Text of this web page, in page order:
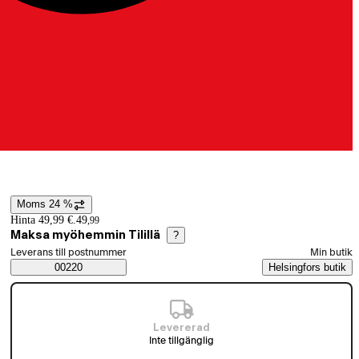
Prisinformation
Moms 24 %
Hinta 49,99 €.49,99
Maksa myöhemmin Tilillä ?
Saatavuustiedot
Välj beställningssätt
Leverans till postnummer
00220
Min butik
Helsingfors butik
Levererad
Inte tillgänglig